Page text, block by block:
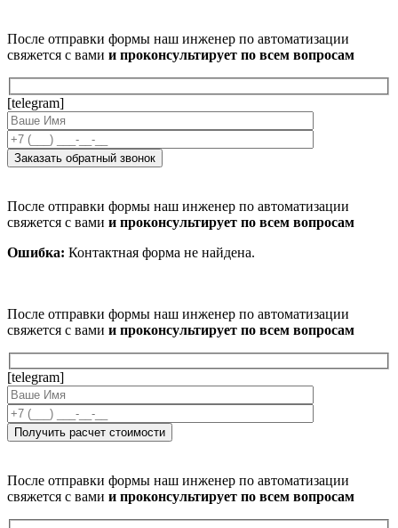
После отправки формы наш инженер по автоматизации
свяжется с вами и проконсультирует по всем вопросам
[telegram]
После отправки формы наш инженер по автоматизации
свяжется с вами и проконсультирует по всем вопросам
Ошибка: Контактная форма не найдена.
После отправки формы наш инженер по автоматизации
свяжется с вами и проконсультирует по всем вопросам
[telegram]
После отправки формы наш инженер по автоматизации
свяжется с вами и проконсультирует по всем вопросам